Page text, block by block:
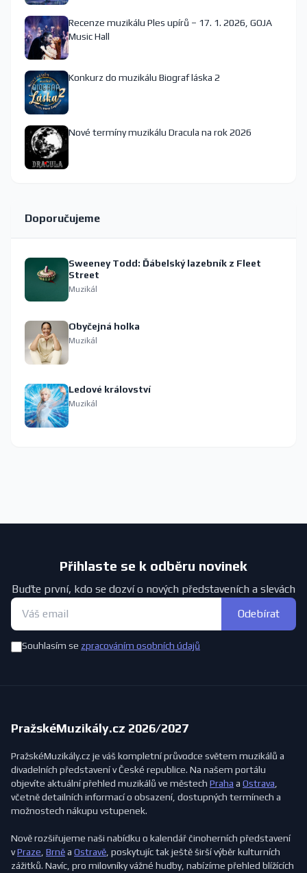
Recenze muzikálu Ples upírů – 17. 1. 2026, GOJA
Music Hall
Konkurz do muzikálu Biograf láska 2
Nové termíny muzikálu Dracula na rok 2026
Doporučujeme
Sweeney Todd: Ďábelský lazebník z Fleet
Street
Muzikál
Obyčejná holka
Muzikál
Ledové království
Muzikál
Přihlaste se k odběru novinek
Buďte první, kdo se dozví o nových představeních a slevách
Odebírat
Souhlasím se zpracováním osobních údajů
PražskéMuzikály.cz 2026/2027
PražskéMuzikály.cz je váš kompletní průvodce světem muzikálů a
divadelních představení v České republice. Na našem portálu
objevíte aktuální přehled muzikálů ve městech Praha a Ostrava
včetně detailních informací o obsazení, dostupných termínech a
možnostech nákupu vstupenek.
Nově rozšiřujeme naši nabídku o kalendář činoherních představení
vPraze Brněa Ostravě , poskytujíc tak ještě širší výběr kulturních
zážitků. Navíc, pro milovníky vážné hudby, nabízíme přehled blížících